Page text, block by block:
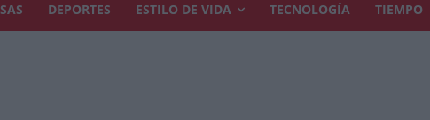
DEPORTES ESTILO DE VIDA TECNOLOGÍA TIEMPO